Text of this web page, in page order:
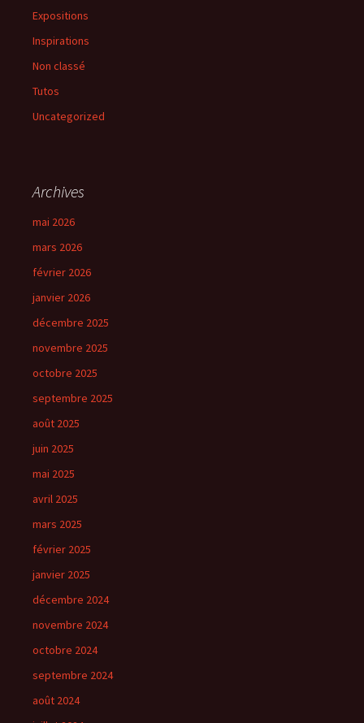
Expositions
Inspirations
Non classé
Tutos
Uncategorized
Archives
mai 2026
mars 2026
février 2026
janvier 2026
décembre 2025
novembre 2025
octobre 2025
septembre 2025
août 2025
juin 2025
mai 2025
avril 2025
mars 2025
février 2025
janvier 2025
décembre 2024
novembre 2024
octobre 2024
septembre 2024
août 2024